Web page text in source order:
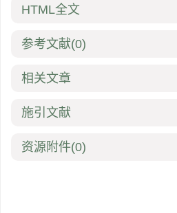
HTML全文
参考文献(0)
相关文章
施引文献
资源附件(0)